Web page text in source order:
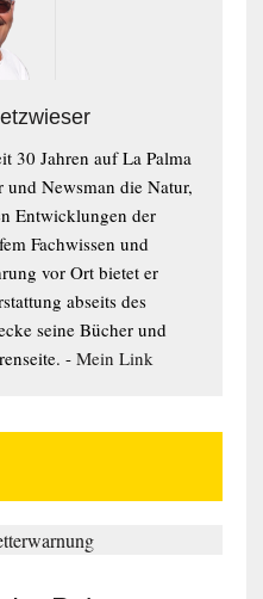
30 Jahren auf La Palma
Newsman die Natur,
Entwicklungen der
Fachwissen und
vor Ort bietet er
abseits des
seine Bücher und
-Mein Link